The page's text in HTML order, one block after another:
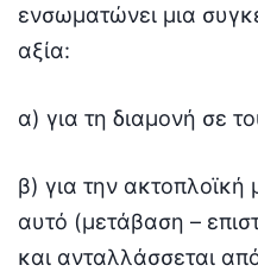
ενσωματώνει μια
αξία:
α) για τη διαμονή σε
β) για την ακτοπλοϊκή
αυτό (μετάβαση –
και ανταλλάσσεται